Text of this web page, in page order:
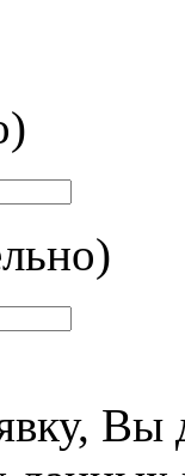
Вы